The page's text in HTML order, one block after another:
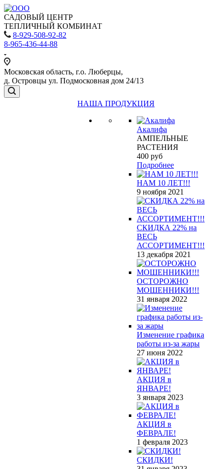
САДОВЫЙ ЦЕНТР
ТЕПЛИЧНЫЙ КОМБИНАТ
8-929-508-92-82
8-965-436-44-88
Московская область, г.о. Люберцы,
д. Островцы ул. Подмосковная дом 24/13
НАША ПРОДУКЦИЯ
Акалифа
АМПЕЛЬНЫЕ
РАСТЕНИЯ
400 руб
Подробнее
НАМ 10 ЛЕТ!!!
9 ноября 2021
СКИДКА 22% на
ВЕСЬ
АССОРТИМЕНТ!!!
13 декабря 2021
ОСТОРОЖНО
МОШЕННИКИ!!!
31 января 2022
Изменение графика
работы из-за жары
27 июня 2022
АКЦИЯ в
ЯНВАРЕ!
3 января 2023
АКЦИЯ в
ФЕВРАЛЕ!
1 февраля 2023
СКИДКИ!